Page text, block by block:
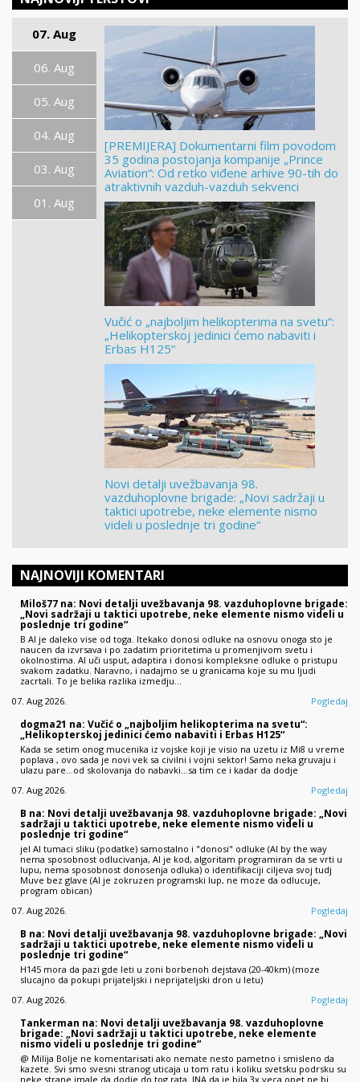
07. Aug
06. Aug
05. Aug
04. Aug
03. Aug
01. Aug
[PREMIJERA] Dokumentarni film povodom
35 godina postojanja kompanije „Prince
Aviation“: Od retko viđene arhive 90-tih do
atraktivnih vazduh-vazduh sekvenci
Vučić o „najboljim helikopterima na svetu“:
„Helikopterskoj jedinici ćemo nabaviti i
Erbas H125“
Novi detalji uvežbavanja 98.
vazduhoplovne brigade: „Novi sadržaji u
taktici upotrebe, neke elemente nismo
videli u poslednje tri godine“
NAJNOVIJI KOMENTARI
Miloš77 na: Novi detalji uvežbavanja 98. vazduhoplovne brigade:
„Novi sadržaji u taktici upotrebe, neke elemente nismo videli u
poslednje tri godine“
B AI je daleko vise od toga. Itekako donosi odluke na osnovu onoga sto je
naucen da izvrsava i po zadatim prioritetima u promenjivom svetu i
okolnostima. AI uči usput, adaptira i donosi kompleksne odluke o pristupu
svakom zadatku. Naravno, i nadajmo se u granicama koje su mu ljudi
zacrtali. To je belika razlika izmedju…
07. Aug 2026.
Pogledaj
dogma21 na: Vučić o „najboljim helikopterima na svetu“:
„Helikopterskoj jedinici ćemo nabaviti i Erbas H125“
Kada se setim onog mucenika iz vojske koji je visio na uzetu iz Mi8 u vreme
poplava , ovo sada je novi vek sa civilni i vojni sektor! Samo neka gruvaju i
ulazu pare...od skolovanja do nabavki...sa tim ce i kadar da dodje
07. Aug 2026.
Pogledaj
B na: Novi detalji uvežbavanja 98. vazduhoplovne brigade: „Novi
sadržaji u taktici upotrebe, neke elemente nismo videli u
poslednje tri godine“
jel AI tumaci sliku (podatke) samostalno i "donosi" odluke (AI by the way
nema sposobnost odlucivanja, AI je kod, algoritam programiran da se vrti u
lupu, nema sposobnost donosenja odluka) o identifikaciji ciljeva svoj tudj
Muve bez glave (AI je zokruzen programski lup, ne moze da odlucuje,
program obican)
07. Aug 2026.
Pogledaj
B na: Novi detalji uvežbavanja 98. vazduhoplovne brigade: „Novi
sadržaji u taktici upotrebe, neke elemente nismo videli u
poslednje tri godine“
H145 mora da pazi gde leti u zoni borbenoh dejstava (20-40km) (moze
slucajno da pokupi prijateljski i neprijateljski dron u letu)
07. Aug 2026.
Pogledaj
Tankerman na: Novi detalji uvežbavanja 98. vazduhoplovne
brigade: „Novi sadržaji u taktici upotrebe, neke elemente
nismo videli u poslednje tri godine“
@ Milija Bolje ne komentarisati ako nemate nesto pametno i smisleno da
kazete. Svi smo svesni stranog uticaja u tom ratu i koliku svetsku podrsku su
neke strane imale da dodje do tog rata. JNA da je bila 3x veca opet ne bi